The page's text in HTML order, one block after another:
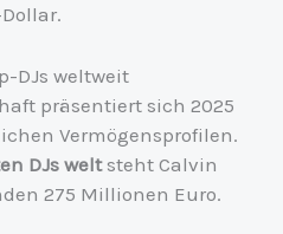
DJs weltweit
präsentiert sich 2025
Vermögensprofilen.
DJs weltsteht Calvin
275 Millionen Euro.